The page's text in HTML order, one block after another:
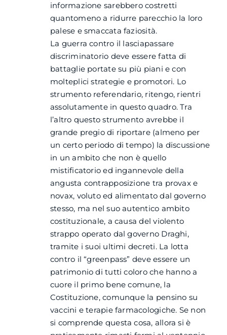
informazione sarebbero costretti
quantomeno a ridurre parecchio la loro
palese e smaccata faziosità.
La guerra contro il lasciapassare
discriminatorio deve essere fatta di
battaglie portate su più piani e con
molteplici strategie e promotori. Lo
strumento referendario, ritengo, rientri
assolutamente in questo quadro. Tra
l’altro questo strumento avrebbe il
grande pregio di riportare (almeno per
un certo periodo di tempo) la discussione
in un ambito che non è quello
mistificatorio ed ingannevole della
angusta contrapposizione tra provax e
novax, voluto ed alimentato dal governo
stesso, ma nel suo autentico ambito
costituzionale, a causa del violento
strappo operato dal governo Draghi,
tramite i suoi ultimi decreti. La lotta
contro il “greenpass” deve essere un
patrimonio di tutti coloro che hanno a
cuore il primo bene comune, la
Costituzione, comunque la pensino su
vaccini e terapie farmacologiche. Se non
si comprende questa cosa, allora si è